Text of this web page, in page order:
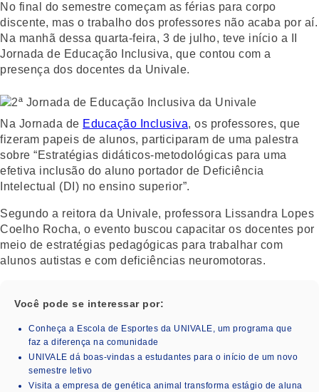
No final do semestre começam as férias para corpo
discente, mas o trabalho dos professores não acaba por aí.
Na manhã dessa quarta-feira, 3 de julho, teve início a II
Jornada de Educação Inclusiva, que contou com a
presença dos docentes da Univale.
Na Jornada de Educação Inclusiva, os professores, que
fizeram papeis de alunos, participaram de uma palestra
sobre “Estratégias didáticos-metodológicas para uma
efetiva inclusão do aluno portador de Deficiência
Intelectual (DI) no ensino superior”.
Segundo a reitora da Univale, professora Lissandra Lopes
Coelho Rocha, o evento buscou capacitar os docentes por
meio de estratégias pedagógicas para trabalhar com
alunos autistas e com deficiências neuromotoras.
Você pode se interessar por:
Conheça a Escola de Esportes da UNIVALE, um programa que
faz a diferença na comunidade
UNIVALE dá boas-vindas a estudantes para o início de um novo
semestre letivo
Visita a empresa de genética animal transforma estágio de aluna